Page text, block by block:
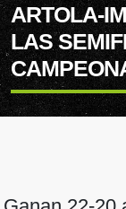
ARTOLA-
LAS